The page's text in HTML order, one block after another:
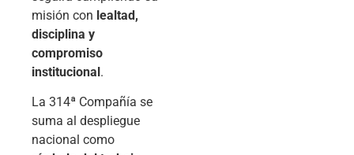
misión con lealtad,
disciplina y
compromiso
institucional.
La 314ª Compañía se
suma al despliegue
nacional como